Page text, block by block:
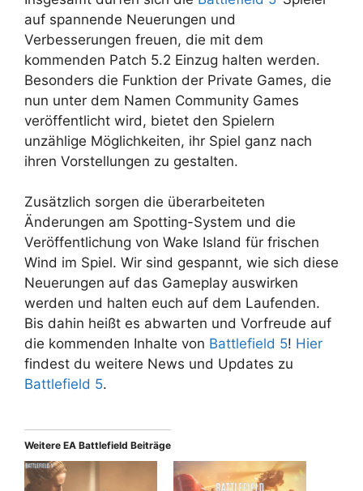
auf spannende Neuerungen und
Verbesserungen freuen, die mit dem
kommenden Patch 5.2 Einzug halten werden.
Besonders die Funktion der Private Games, die
nun unter dem Namen Community Games
veröffentlicht wird, bietet den Spielern
unzählige Möglichkeiten, ihr Spiel ganz nach
ihren Vorstellungen zu gestalten.
Zusätzlich sorgen die überarbeiteten
Änderungen am Spotting-System und die
Veröffentlichung von Wake Island für frischen
Wind im Spiel. Wir sind gespannt, wie sich diese
Neuerungen auf das Gameplay auswirken
werden und halten euch auf dem Laufenden.
Bis dahin heißt es abwarten und Vorfreude auf
die kommenden Inhalte von Battlefield 5! Hier
findest du weitere News und Updates zu
Battlefield 5.
Weitere EA Battlefield Beiträge